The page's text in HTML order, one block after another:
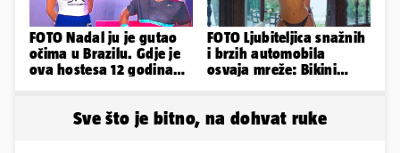
FOTO Nadal ju je gutao
očima u Brazilu. Gdje je
ova hostesa 12 godina
FOTO Ljubiteljica snažnih
i brzih automobila
osvaja mreže: Bikini
Sve što je bitno, na dohvat ruke